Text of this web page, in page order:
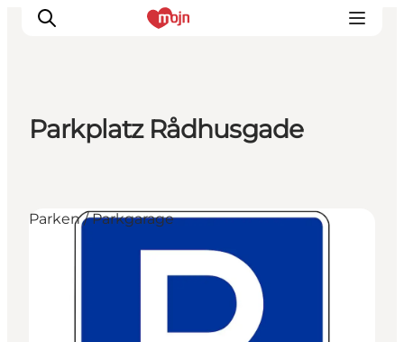
Übernachtung
Plane deine Reise
Parkplatz Rådhusgade
Parken / Parkgarage